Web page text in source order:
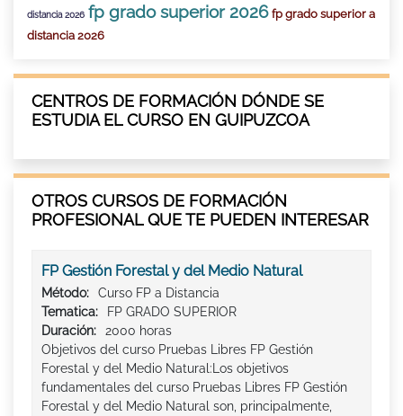
distancia 2026 fp grado superior 2026 fp grado superior a
distancia 2026
CENTROS DE FORMACIÓN DÓNDE SE
ESTUDIA EL CURSO EN GUIPUZCOA
OTROS CURSOS DE FORMACIÓN
PROFESIONAL QUE TE PUEDEN INTERESAR
FP Gestión Forestal y del Medio Natural
Método:
Curso FP a Distancia
Tematica:
FP GRADO SUPERIOR
Duración:
2000 horas
Objetivos del curso Pruebas Libres FP Gestión
Forestal y del Medio Natural:Los objetivos
fundamentales del curso Pruebas Libres FP Gestión
Forestal y del Medio Natural son, principalmente,